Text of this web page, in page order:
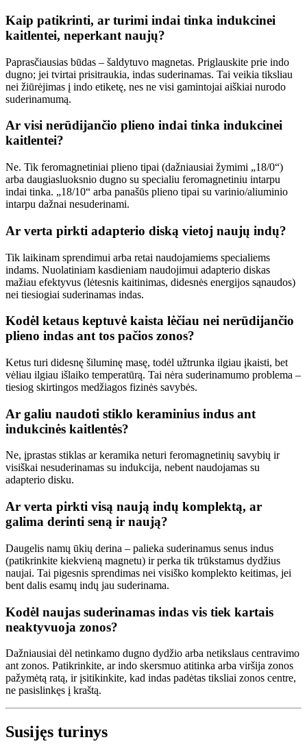
Kaip patikrinti, ar turimi indai tinka indukcinei
kaitlentei, neperkant naujų?
Paprasčiausias būdas – šaldytuvo magnetas. Priglauskite prie indo
dugno; jei tvirtai prisitraukia, indas suderinamas. Tai veikia tiksliau
nei žiūrėjimas į indo etiketę, nes ne visi gamintojai aiškiai nurodo
suderinamumą.
Ar visi nerūdijančio plieno indai tinka indukcinei
kaitlentei?
Ne. Tik feromagnetiniai plieno tipai (dažniausiai žymimi „18/0“)
arba daugiasluoksnio dugno su specialiu feromagnetiniu intarpu
indai tinka. „18/10“ arba panašūs plieno tipai su varinio/aliuminio
intarpu dažnai nesuderinami.
Ar verta pirkti adapterio diską vietoj naujų indų?
Tik laikinam sprendimui arba retai naudojamiems specialiems
indams. Nuolatiniam kasdieniam naudojimui adapterio diskas
mažiau efektyvus (lėtesnis kaitinimas, didesnės energijos sąnaudos)
nei tiesiogiai suderinamas indas.
Kodėl ketaus keptuvė kaista lėčiau nei nerūdijančio
plieno indas ant tos pačios zonos?
Ketus turi didesnę šiluminę masę, todėl užtrunka ilgiau įkaisti, bet
vėliau ilgiau išlaiko temperatūrą. Tai nėra suderinamumo problema –
tiesiog skirtingos medžiagos fizinės savybės.
Ar galiu naudoti stiklo keraminius indus ant
indukcinės kaitlentės?
Ne, įprastas stiklas ar keramika neturi feromagnetinių savybių ir
visiškai nesuderinamas su indukcija, nebent naudojamas su
adapterio disku.
Ar verta pirkti visą naują indų komplektą, ar
galima derinti seną ir naują?
Daugelis namų ūkių derina – palieka suderinamus senus indus
(patikrinkite kiekvieną magnetu) ir perka tik trūkstamus dydžius
naujai. Tai pigesnis sprendimas nei visiško komplekto keitimas, jei
bent dalis esamų indų jau suderinama.
Kodėl naujas suderinamas indas vis tiek kartais
neaktyvuoja zonos?
Dažniausiai dėl netinkamo dugno dydžio arba netikslaus centravimo
ant zonos. Patikrinkite, ar indo skersmuo atitinka arba viršija zonos
pažymėtą ratą, ir įsitikinkite, kad indas padėtas tiksliai zonos centre,
ne pasislinkęs į kraštą.
Susijęs turinys